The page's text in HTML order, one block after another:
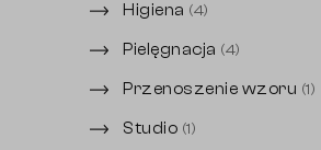
Higiena (4)
Pielęgnacja (4)
Przenoszenie wzoru (1)
Studio (1)